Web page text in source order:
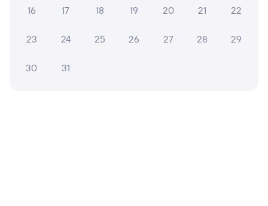
16 17 18 19 20 21 22
23 24 25 26 27 28 29
30 31